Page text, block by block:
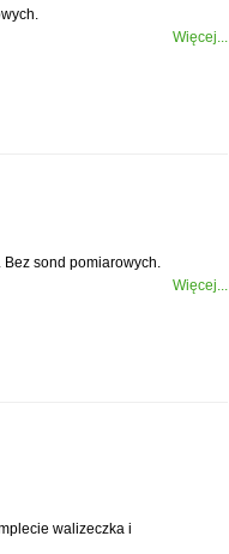
Więcej...
sond pomiarowych.
Więcej...
walizeczka i